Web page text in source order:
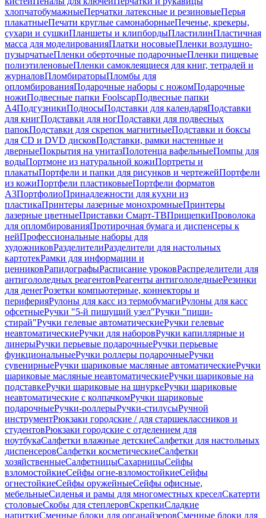
хлопчатобумажныеПерчатки латексные и резиновыеПерья
плакатныеПечати круглые самонаборныеПеченье, крекеры,
сухари и сушкиПланшеты и клипбордыПластилинПластичная
масса для моделированияПлатки носовыеПленки воздушно-
пузырчатыеПленки оберточные подарочныеПленки пищевые
полиэтиленовыеПленки самоклеящиеся для книг, тетрадей и
журналовПломбираторыПломбы для
опломбированияПодарочные наборы с ножомПодарочные
ножиПодвесные папки FoolscapПодвесные папки
А4ПодгузникиПодносыПодставки для календаряПодставки
для книгПодставки для ногПодставки для подвесных
папокПодставки для скрепок магнитныеПодставки и боксы
для CD и DVD дисковПодставки, рамки настенные и
дверныеПокрытия на унитазПолотенца вафельныеПомпы для
водыПортмоне из натуральной кожиПортреты и
плакатыПортфели и папки для рисунков и чертежейПортфели
из кожиПортфели пластиковыеПортфели форматов
А3ПортфолиоПринадлежности для кухни из
пластикаПринтеры лазерные монохромныеПринтеры
лазерные цветныеПриставки Смарт-ТВПрищепкиПроволока
для опломбированияПротирочная бумага и диспенсеры к
нейПрофессиональные наборы для
художниковРазделителиРазделители для настольных
картотекРамки для информации и
ценниковРапидографыРасписание уроковРаспределители для
антигололедных реагентовРеагенты антигололедныеРезинки
для денегРозетки компьютерные, коннекторы и
периферияРулоны для касс из термобумагиРулоны для касс
офсетныеРучки "5-й пишущий узел"Ручки "пиши-
стирай"Ручки гелевые автоматическиеРучки гелевые
неавтоматическиеРучки для наборовРучки капиллярные и
линерыРучки перьевые подарочныеРучки перьевые
функциональныеРучки роллеры подарочныеРучки
сувенирныеРучки шариковые масляные автоматическиеРучки
шариковые масляные неавтоматическиеРучки шариковые на
подставкеРучки шариковые на шнуркеРучки шариковые
неавтоматические с колпачкомРучки шариковые
подарочныеРучки-роллерыРучки-стилусыРучной
инструментРюкзаки городские / для старшеклассников и
студентовРюкзаки городские с отделением для
ноутбукаСалфетки влажные детскиеСалфетки для настольных
диспенсеровСалфетки косметическиеСалфетки
хозяйственныеСалфетницыСахарницыСейфы
взломостойкиеСейфы огне-взломостойкиеСейфы
огнестойкиеСейфы оружейныеСейфы офисные,
мебельныеСиденья и рамы для многоместных креселСкатерти
столовыеСкобы для степлеровСкрепкиСладкие
напиткиСменные блоки для органайзеровСменные блоки для